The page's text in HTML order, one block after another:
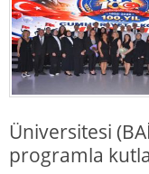
Üniversitesi
programla